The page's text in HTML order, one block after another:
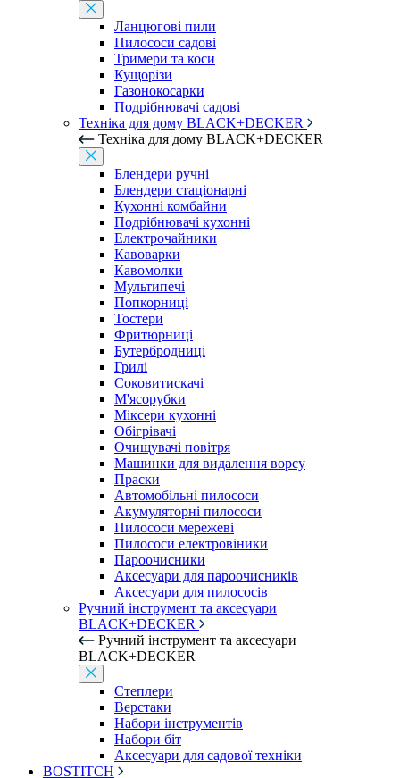
Ланцюгові пили
Пилососи садові
Тримери та коси
Кущорізи
Газонокосарки
Подрібнювачі садові
Техніка для дому BLACK+DECKER
Техніка для дому BLACK+DECKER
Блендери ручні
Блендери стаціонарні
Кухонні комбайни
Подрібнювачі кухонні
Електрочайники
Кавоварки
Кавомолки
Мультипечі
Попкорниці
Тостери
Фритюрниці
Бутербродниці
Грилі
Соковитискачі
М'ясорубки
Міксери кухонні
Обігрівачі
Очищувачі повітря
Машинки для видалення ворсу
Праски
Автомобільні пилососи
Акумуляторні пилососи
Пилососи мережеві
Пилососи електровіники
Пароочисники
Аксесуари для пароочисників
Аксесуари для пилососів
Ручний інструмент та аксесуари
BLACK+DECKER
Ручний інструмент та аксесуари
BLACK+DECKER
Степлери
Верстаки
Набори інструментів
Набори біт
Аксесуари для садової техніки
BOSTITCH